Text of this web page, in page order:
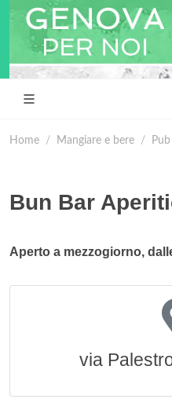
Home Mangiare e bere
Bun Bar
Aperto a mezzogiorno,
via